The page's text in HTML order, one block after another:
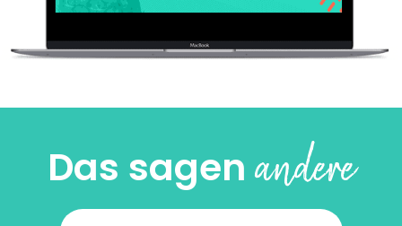
Das sagen andere